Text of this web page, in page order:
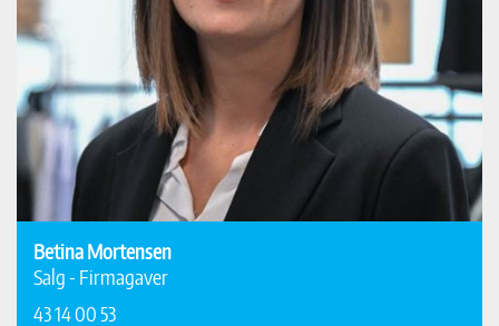
Betina Mortensen
Salg - Firmagaver
43 14 00 53